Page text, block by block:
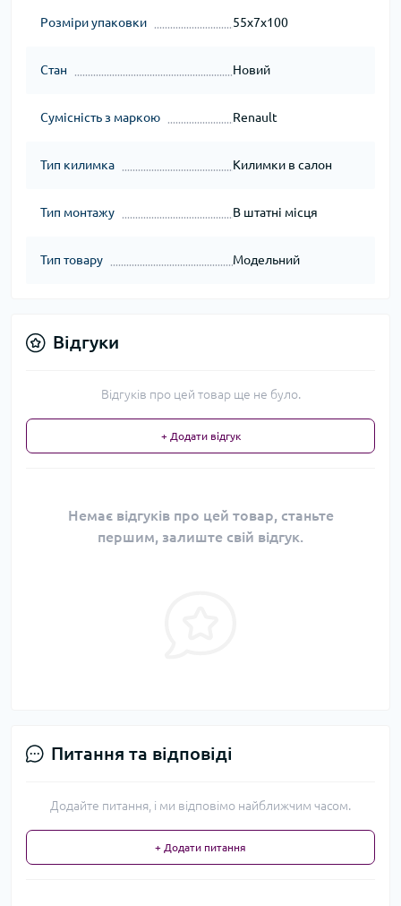
Розміри упаковки 55x7x100
Стан Новий
Сумісність з маркою Renault
Тип килимка Килимки в салон
Тип монтажу В штатні місця
Тип товару Модельний
Відгуки
Відгуків про цей товар ще не було.
+ Додати відгук
Немає відгуків про цей товар, станьте
першим, залиште свій відгук.
Питання та відповіді
Додайте питання, і ми відповімо найближчим часом.
+ Додати питання